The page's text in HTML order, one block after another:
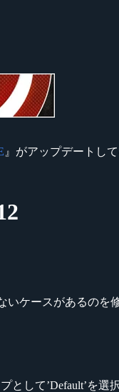
』がアップデートして
いケースがあるのを
して’Default’を選